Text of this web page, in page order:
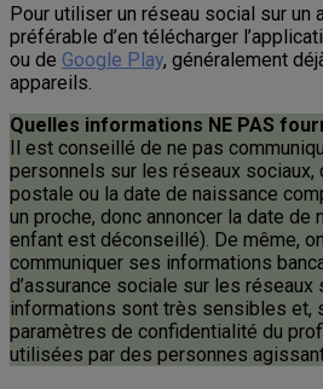
Pour utiliser un réseau social sur un
préférable d’en télécharger
ou de Google Play, généralement
appareils.
Quelles informations NE PAS
Il est conseillé de ne pas
personnels sur les réseaux sociaux,
postale ou la date de naissance
un proche, donc annoncer la date de
enfant est déconseillé). De même,
communiquer ses informations
d’assurance sociale sur les réseaux
informations sont très sensibles et,
paramètres de confidentialité du
utilisées par des personnes